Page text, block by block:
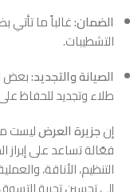
الضمان:غالباً ما
التشطيبات.
الصيانة والتجديد:بعض
طلاء وتجديد للحفاظ
إنجزيرة العرضليست
فعّالة تساعد على إبراز
التنظيم، الأناقة،